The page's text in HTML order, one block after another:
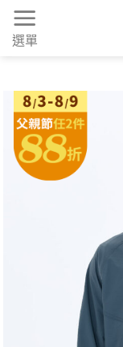
Skip
content
選單